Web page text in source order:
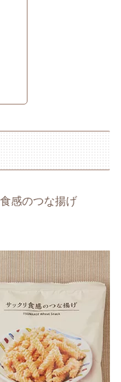
食感のつな揚げ